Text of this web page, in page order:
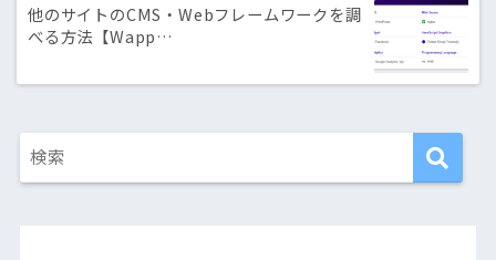
他のサイトのCMS・Webフレームワークを調
べる方法【Wapp…